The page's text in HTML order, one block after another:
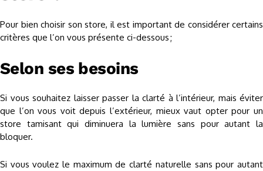
Pour bien choisir son store, il est important de considérer certains
critères que l’on vous présente ci-dessous ;
Selon ses besoins
Si vous souhaitez laisser passer la clarté à l’intérieur, mais éviter
que l’on vous voit depuis l’extérieur, mieux vaut opter pour un
store tamisant qui diminuera la lumière sans pour autant la
bloquer.
Si vous voulez le maximum de clarté naturelle sans pour autant